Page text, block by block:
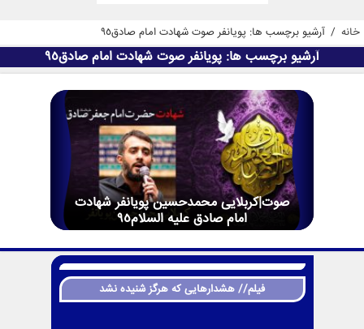
خانه / آرشیو برچسب ها: پویانفر صوت شهادت امام صادق95
آرشیو برچسب ها: پویانفر صوت شهادت امام صادق95
صوت|کربلایی محمدحسین پویانفر شهادت
امام صادق علیه السلام95
فیلم// هشدارهایی که هرگز شنیده نشد